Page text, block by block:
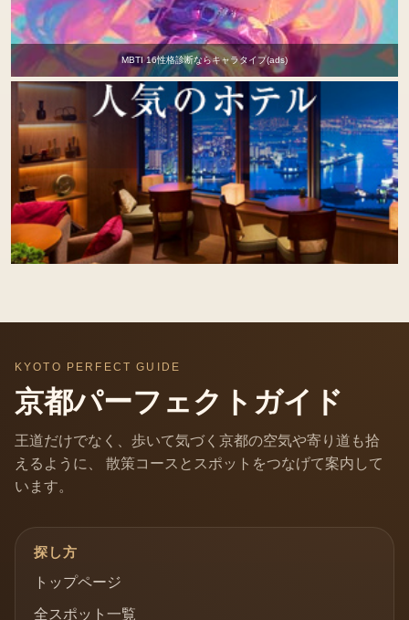
MBTI 16性格診断ならキャラタイプ(ads)
KYOTO PERFECT GUIDE
京都パーフェクトガイド
王道だけでなく、歩いて気づく京都の空気や寄り道も拾
えるように、 散策コースとスポットをつなげて案内して
います。
探し方
トップページ
全スポット一覧